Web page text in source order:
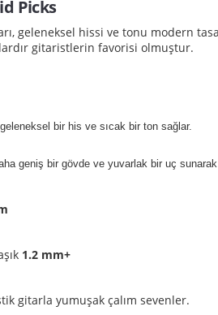
Picks
geleneksel hissi ve tonu modern
gitaristlerin favorisi olmuştur.
bir his ve sıcak bir ton sağlar.
geniş bir gövde ve yuvarlak bir uç
1.2 mm+
gitarla yumuşak çalım sevenler.